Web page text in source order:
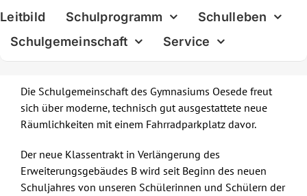
Leitbild Schulprogramm
Schulleben
Schulgemeinschaft
Service
Die Schulgemeinschaft des Gymnasiums Oesede freut
sich über moderne, technisch gut ausgestattete neue
Räumlichkeiten mit einem Fahrradparkplatz davor.
Der neue Klassentrakt in Verlängerung des
Erweiterungsgebäudes B wird seit Beginn des neuen
Schuljahres von unseren Schülerinnen und Schülern der